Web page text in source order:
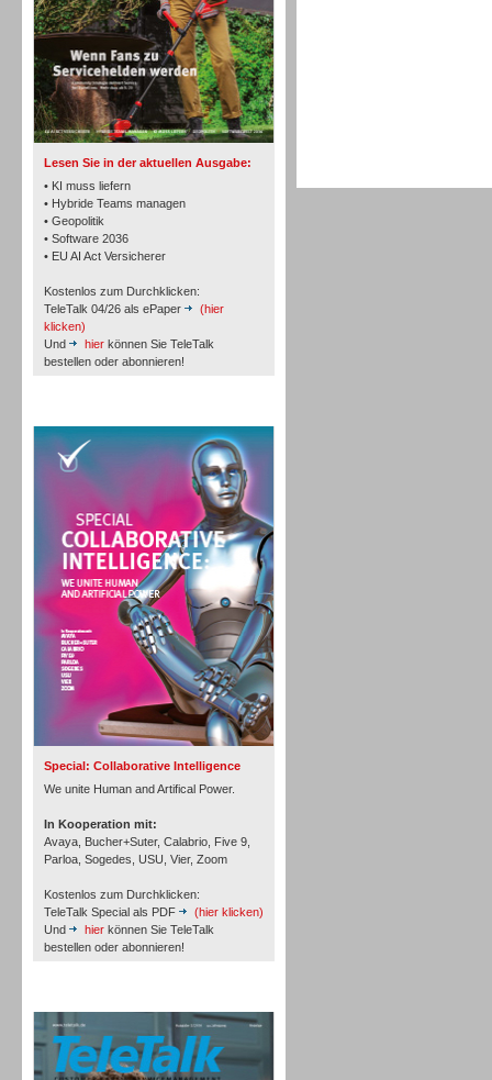
Lesen Sie in der aktuellen Ausgabe:
• KI muss liefern
• Hybride Teams managen
• Geopolitik
• Software 2036
• EU AI Act Versicherer
Kostenlos zum Durchklicken:
TeleTalk 04/26 als ePaper
(hier
klicken)
Und
hier können Sie TeleTalk
bestellen oder abonnieren!
Special: Collaborative Intelligence
We unite Human and Artifical Power.
In Kooperation mit:
Avaya, Bucher+Suter, Calabrio, Five 9,
Parloa, Sogedes, USU, Vier, Zoom
Kostenlos zum Durchklicken:
TeleTalk Special als PDF
(hier klicken)
Und
hier können Sie TeleTalk
bestellen oder abonnieren!
TK- und ACD-Systeme
Workforce-Management
Personal
Inbound